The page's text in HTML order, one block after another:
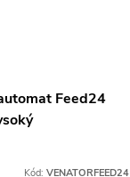
Feed24
Kód: VENATORFEED24